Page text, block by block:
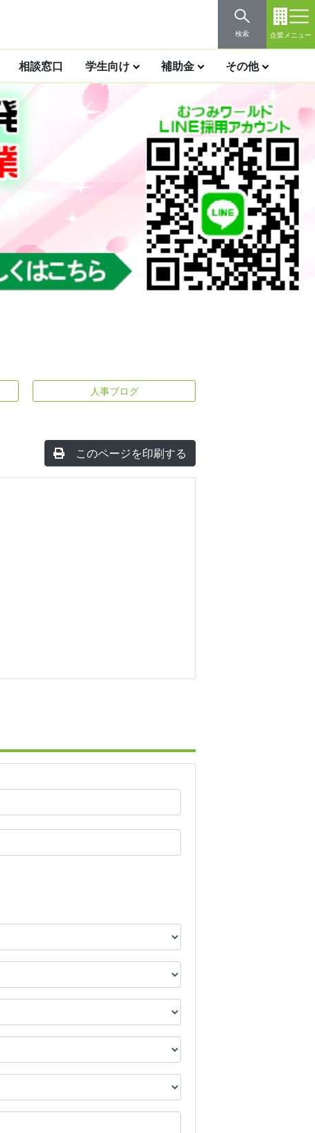
検索 企業メニュー
相談窓口 学生向け 補助金 その他
人事ブログ
このページを印刷する